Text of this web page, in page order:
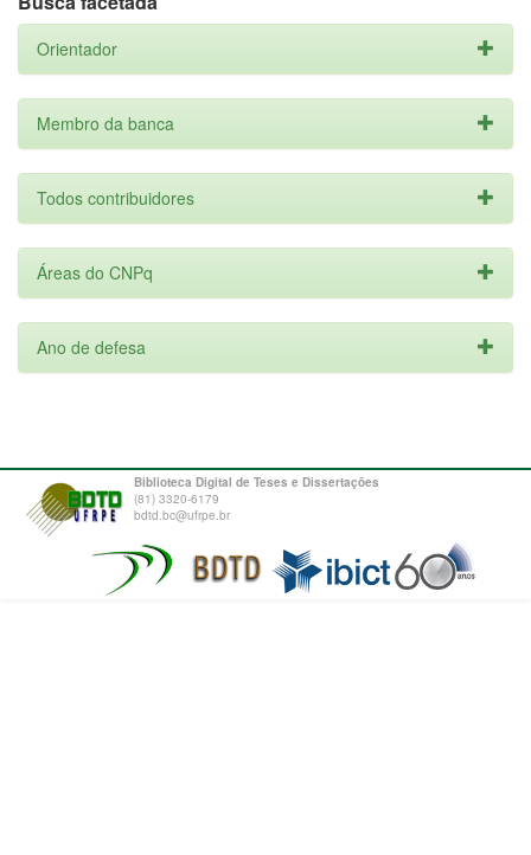
Orientador
Membro da banca
Todos contribuidores
Áreas do CNPq
Ano de defesa
Biblioteca Digital de Teses e Dissertações
(81) 3320-6179
bdtd.bc@ufrpe.br